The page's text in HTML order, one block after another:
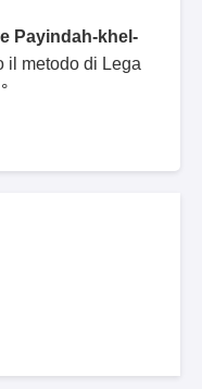
Payindah-khel-
il metodo di Lega